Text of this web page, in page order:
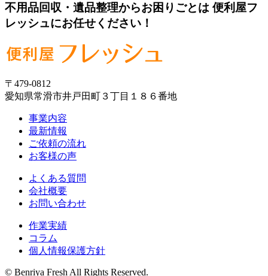
不用品回収・遺品整理からお困りごとは 便利屋フ
レッシュにお任せください！
〒479-0812
愛知県常滑市井戸田町３丁目１８６番地
事業内容
最新情報
ご依頼の流れ
お客様の声
よくある質問
会社概要
お問い合わせ
作業実績
コラム
個人情報保護方針
© Benriya Fresh All Rights Reserved.